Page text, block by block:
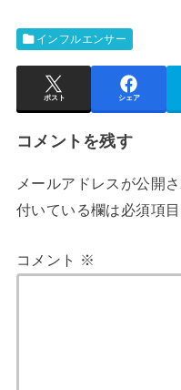
インフルエンサー
ポスト シェア
コメントを残す
メールアドレスが公開
付いている欄は必須項
コメント ※